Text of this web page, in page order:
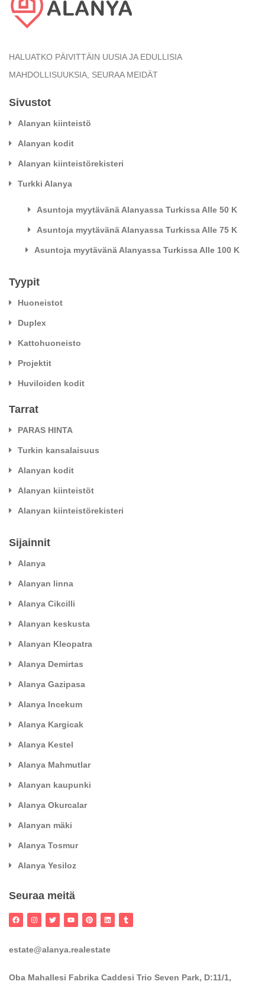
HALUATKO PÄIVITTÄIN UUSIA JA EDULLISIA
MAHDOLLISUUKSIA, SEURAA MEIDÄT
Sivustot
Alanyan kiinteistö
Alanyan kodit
Alanyan kiinteistörekisteri
Turkki Alanya
Asuntoja myytävänä Alanyassa Turkissa Alle 50 K
Asuntoja myytävänä Alanyassa Turkissa Alle 75 K
Asuntoja myytävänä Alanyassa Turkissa Alle 100 K
Tyypit
Huoneistot
Duplex
Kattohuoneisto
Projektit
Huviloiden kodit
Tarrat
PARAS HINTA
Turkin kansalaisuus
Alanyan kodit
Alanyan kiinteistöt
Alanyan kiinteistörekisteri
Sijainnit
Alanya
Alanyan linna
Alanya Cikcilli
Alanyan keskusta
Alanyan Kleopatra
Alanya Demirtas
Alanya Gazipasa
Alanya Incekum
Alanya Kargicak
Alanya Kestel
Alanya Mahmutlar
Alanyan kaupunki
Alanya Okurcalar
Alanyan mäki
Alanya Tosmur
Alanya Yesiloz
Seuraa meitä
estate@alanya.realestate
Oba Mahallesi Fabrika Caddesi Trio Seven Park, D:11/1,